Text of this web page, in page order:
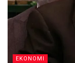
EKONOMI